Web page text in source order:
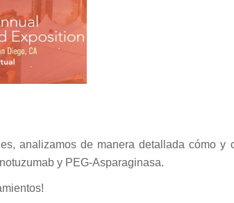
analizamos de manera detallada cómo y
y PEG-Asparaginasa.